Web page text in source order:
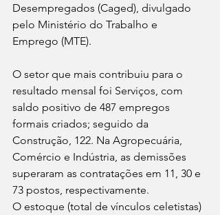
Desempregados (Caged), divulgado
pelo Ministério do Trabalho e
Emprego (MTE).
O setor que mais contribuiu para o
resultado mensal foi Serviços, com
saldo positivo de 487 empregos
formais criados; seguido da
Construção, 122. Na Agropecuária,
Comércio e Indústria, as demissões
superaram as contratações em 11, 30 e
73 postos, respectivamente.
O estoque (total de vínculos celetistas)